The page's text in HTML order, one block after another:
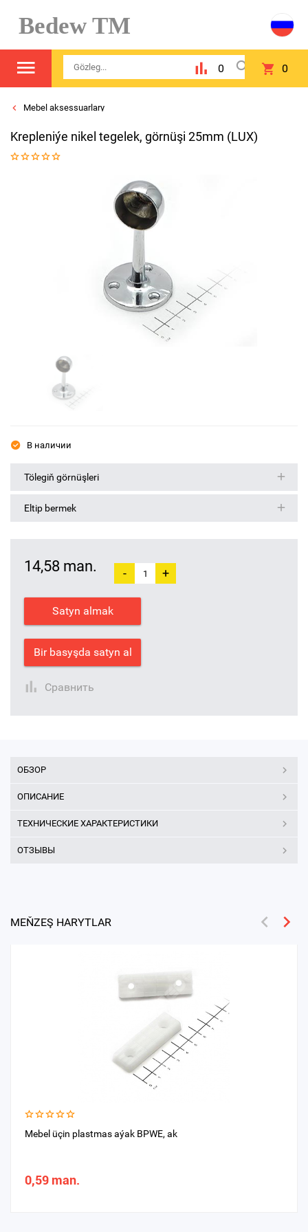
Bedew TM
0 0
Mebel aksessuarlary
Krepleniýe nikel tegelek, görnüşi 25mm (LUX)
В наличии
Tölegiň görnüşleri
Eltip bermek
14,58 man. - +
Satyn almak
Bir basyşda satyn al
Сравнить
ОБЗОР
ОПИСАНИЕ
ТЕХНИЧЕСКИЕ ХАРАКТЕРИСТИКИ
ОТЗЫВЫ
MEŇZEŞ HARYTLAR
Mebel üçin plastmas aýak BPWE, ak
0,59 man.